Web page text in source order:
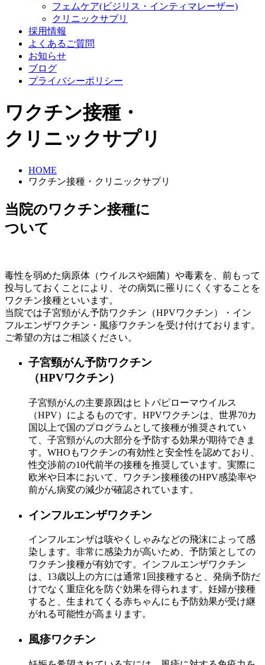
フェムケア(ビジリス・インティマレーザー)
クリニックサプリ
採用情報
よくあるご質問
お知らせ
ブログ
プライバシーポリシー
ワクチン接種・
クリニックサプリ
HOME
ワクチン接種・クリニックサプリ
当院のワクチン接種に
ついて
毒性を弱めた病原体（ウイルスや細菌）や毒素を、前もって
投与しておくことにより、その病気に罹りにくくすることを
ワクチン接種といいます。
当院では子宮頸がん予防ワクチン（HPVワクチン）・イン
フルエンザワクチン・風疹ワクチンを受け付けております。
ご希望の方はご相談ください。
子宮頸がん予防ワクチン
（HPVワクチン）
子宮頸がんの主要原因はヒトパピローマウイルス
（HPV）によるものです。HPVワクチンは、世界70カ
国以上で国のプログラムとして接種が推奨されてい
て、子宮頸がんの大部分を予防する効果が期待できま
す。WHOもワクチンの有効性と安全性を認めており、
性交渉前の10代前半の接種を推奨しています。実際に
欧米や日本において、ワクチン接種後のHPV感染率や
前がん病変の減少が確認されています。
インフルエンザワクチン
インフルエンザは咳やくしゃみなどの飛沫によって感
染します。非常に感染力が高いため、予防策としての
ワクチン接種が有効です。インフルエンザワクチン
は、13歳以上の方には通常1回接種すると、発病予防だ
けでなく重症化を防ぐ効果を得られます。妊婦が接種
すると、生まれてくる赤ちゃんにも予防効果が受け継
がれる可能性が高まります。
風疹ワクチン